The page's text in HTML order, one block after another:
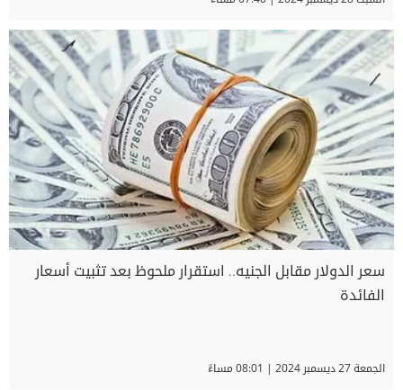
سعر الدولار مقابل الجنيه.. استقرار ملحوظ بعد تثبيت أسعار
الفائدة
الجمعة 27 ديسمبر 2024 | 08:01 مساءً